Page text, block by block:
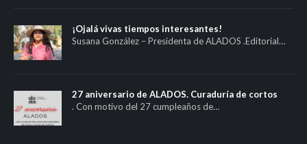
¡Ojalá vivas tiempos interesantes!
Susana González – Presidenta de ALADOS .Editorial…
27 aniversario de ALADOS. Curaduría de cortos
. Con motivo del 27 cumpleaños de…